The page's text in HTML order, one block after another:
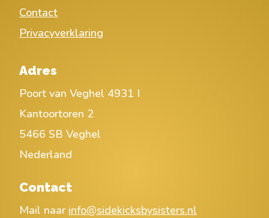
Contact
Privacyverklaring
Adres
Poort van Veghel 4931 I
Kantoortoren 2
5466 SB Veghel
Nederland
Contact
Mail naar info@sidekicksbysisters.nl